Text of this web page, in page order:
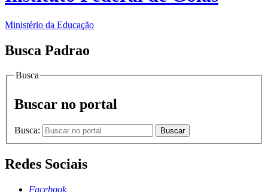
Ministério da Educação
Busca Padrao
Busca
Buscar no portal
Busca: Buscar
Redes Sociais
Facebook